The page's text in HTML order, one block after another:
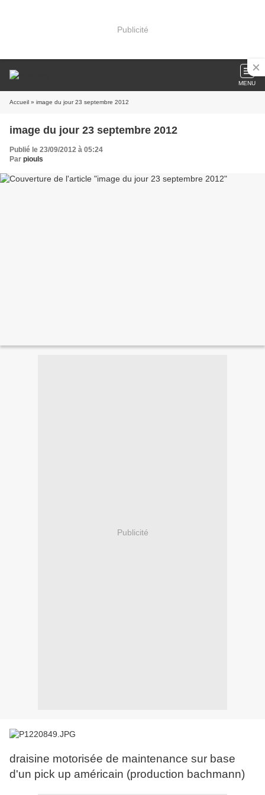
Publicité
MENU
Accueil » image du jour 23 septembre 2012
image du jour 23 septembre 2012
Publié le 23/09/2012 à 05:24
Par piouls
Publicité
draisine motorisée de maintenance sur base
d'un pick up américain (production bachmann)